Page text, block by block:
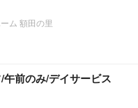
ム 額田の里
午前のみ/デイサービス